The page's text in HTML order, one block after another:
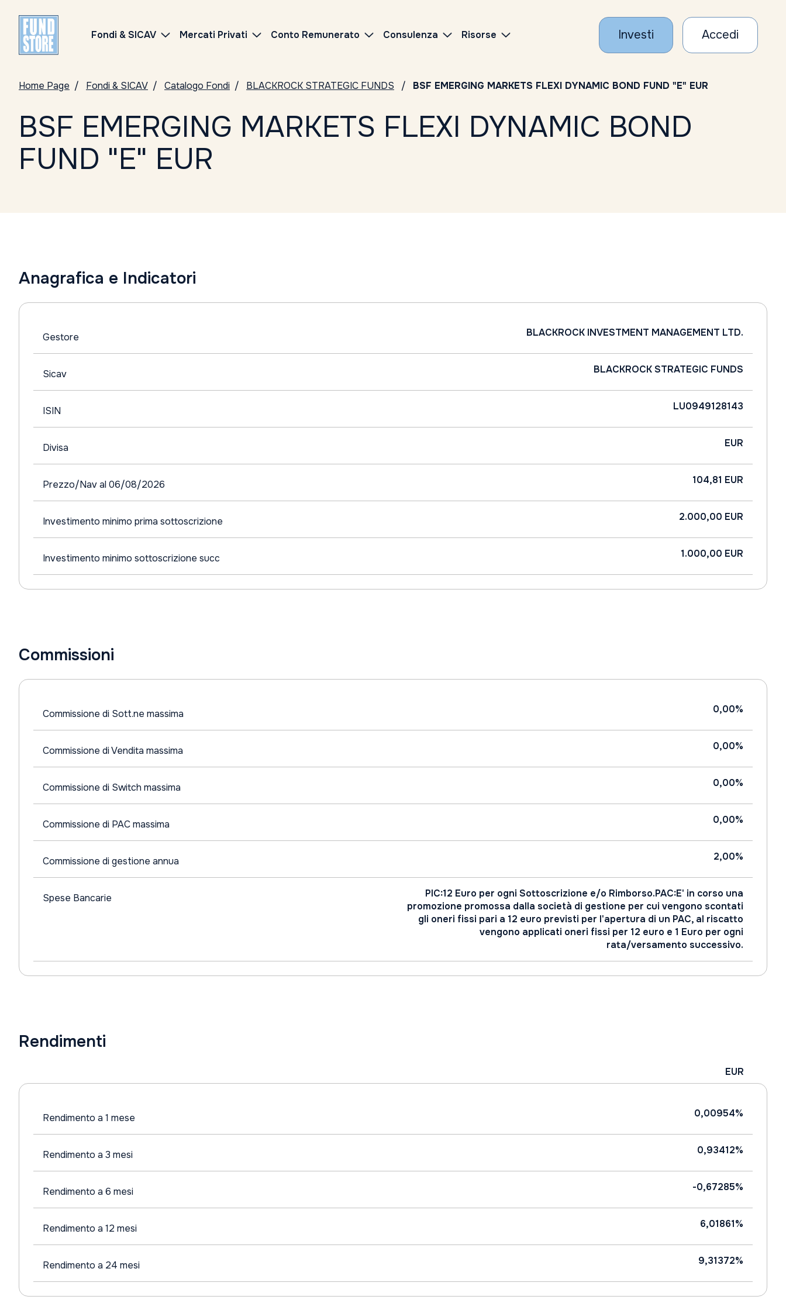
Fondi & SICAV Mercati Privati Conto Remunerato Consulenza Risorse Investi Accedi
Home Page Fondi & SICAV Catalogo Fondi BLACKROCK STRATEGIC FUNDS BSF EMERGING MARKETS FLEXI DYNAMIC BOND FUND "E" EUR
BSF EMERGING MARKETS FLEXI DYNAMIC BOND
FUND "E" EUR
Anagrafica e Indicatori
Gestore BLACKROCK INVESTMENT MANAGEMENT LTD.
Sicav BLACKROCK STRATEGIC FUNDS
ISIN LU0949128143
Divisa EUR
Prezzo/Nav al 06/08/2026 104,81 EUR
Investimento minimo prima sottoscrizione 2.000,00 EUR
Investimento minimo sottoscrizione succ 1.000,00 EUR
Commissioni
Commissione di Sott.ne massima 0,00%
Commissione di Vendita massima 0,00%
Commissione di Switch massima 0,00%
Commissione di PAC massima 0,00%
Commissione di gestione annua 2,00%
Spese Bancarie
PIC:12 Euro per ogni Sottoscrizione e/o Rimborso.PAC:E' in corso una
promozione promossa dalla società di gestione per cui vengono scontati
gli oneri fissi pari a 12 euro previsti per l'apertura di un PAC, al riscatto
vengono applicati oneri fissi per 12 euro e 1 Euro per ogni
rata/versamento successivo.
Rendimenti
EUR
Rendimento a 1 mese 0,00954%
Rendimento a 3 mesi 0,93412%
Rendimento a 6 mesi -0,67285%
Rendimento a 12 mesi 6,01861%
Rendimento a 24 mesi 9,31372%